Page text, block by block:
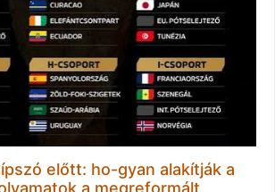
előtt: ho-gyan alakítják a
a megreformált